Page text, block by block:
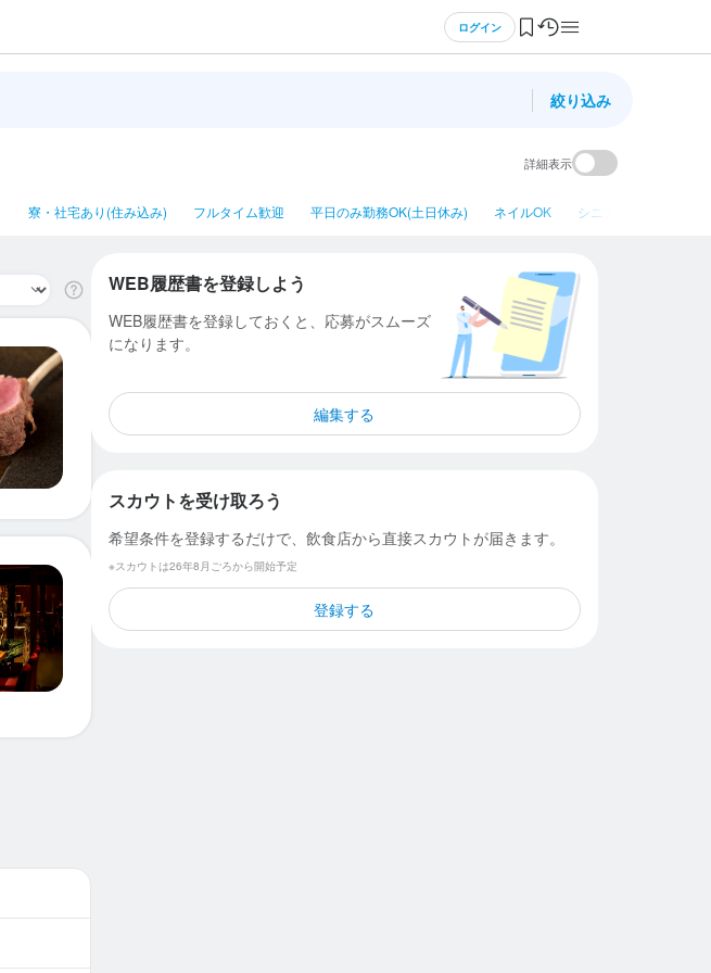
ログイン
絞り込み
詳細表示
寮・社宅あり(住み込み) フルタイム歓迎 平日のみ勤務OK(土日休み) ネイルOK シニア・ミドル活躍中
WEB履歴書を登録しよう
WEB履歴書を登録しておくと、応募がスムーズ
になります。
編集する
スカウトを受け取ろう
希望条件を登録するだけで、飲食店から直接スカウトが届きます。
※スカウトは26年8月ごろから開始予定
登録する